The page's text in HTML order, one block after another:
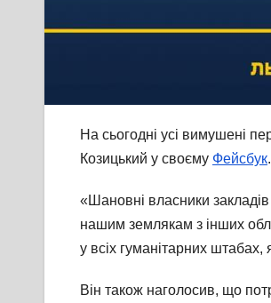
На сьогодні усі вимушені
Козицький у своєму Фейсбук.
«Шановні власники
нашим землякам з інших
у всіх гуманітарних
Він також наголосив, що